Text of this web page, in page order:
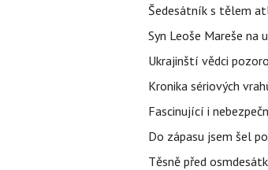
Šedesátník s tělem
Syn Leoše Mareše na
Ukrajinští vědci
Kronika sériových
Fascinující i
Do zápasu jsem šel
Těsně před